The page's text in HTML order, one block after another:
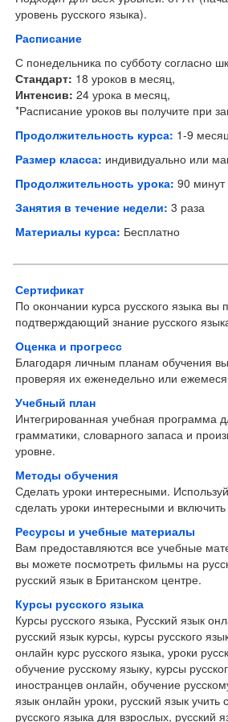
уровень русского языка).
Расписание
С понедельника по субботу согласно
Стандарт: 18 уроков в месяц,
Интенсив: 24 урока в месяц,
*Расписание уроков вы получите при
Продолжительность курса: 1-9
Размер класса: индивидуально или
Продолжительность урока: 90 минут
Занятия в течение недели: 3 раза
Материалы курса: Бесплатно
Сертификат
По окончании курса русского языка вы
подтверждающий знание русского
Оценка и прогресс
Благодаря личным планам обучения
проверяя их еженедельно или
Учебный план
Интегрированная учебная программа
грамматики, словарного запаса и
уровне.
Методы обучения
Сделать уроки интересными.
сделать уроки интересными и
Ресурсы и учебные материалы
Вам предоставляются все учебные
вы можете посмотреть фильмы на
русский язык в Британском центре.
Курсы русского языка
Курсы русского языка, Русский язык
русский язык курсы, курсы русского
онлайн курс русского языка, уроки
обучение русскому языку, курсы
иностранцев онлайн, обучение
язык онлайн уроки, русский язык
русского языка для взрослых, русский